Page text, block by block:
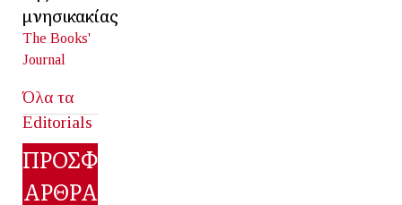
μνησικακίας
The Books'
Journal
Όλα τα
Editorials
ΠΡΟΣΦΑΤΑ
ΑΡΘΡΑ